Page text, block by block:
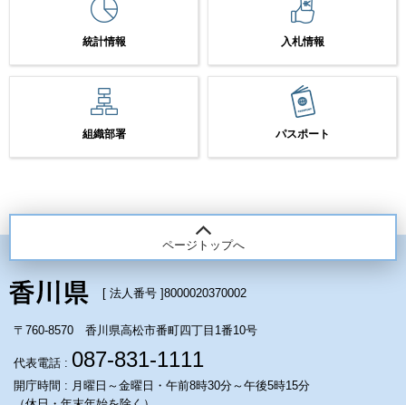
統計情報 入札情報
組織部署 パスポート
ページトップへ
[ 法人番号 ]8000020370002
〒760-8570 香川県高松市番町四丁目1番10号
代表電話 : 087-831-1111
開庁時間 : 月曜日～金曜日・午前8時30分～午後5時15分